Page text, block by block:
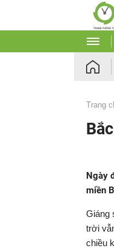
Trang
Ngày
miền
Giáng
trời
chiều